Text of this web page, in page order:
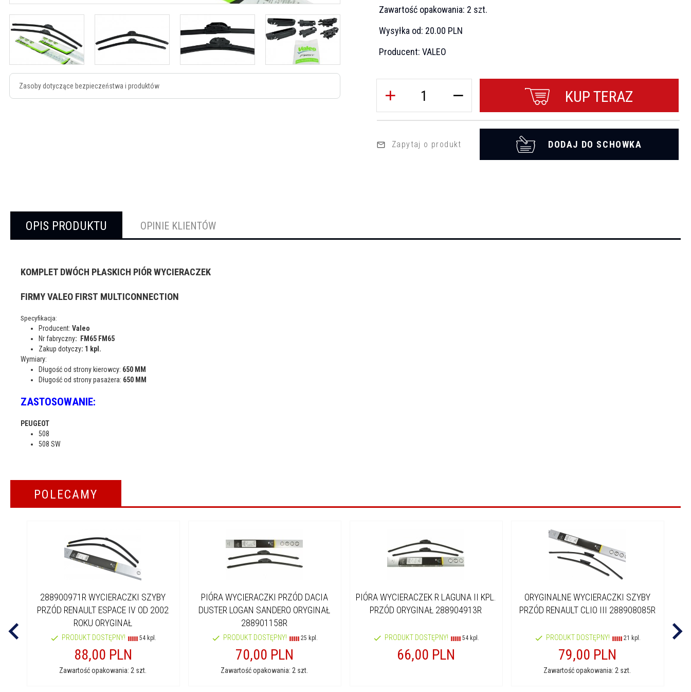
Zasoby dotyczące bezpieczeństwa i produktów
Zawartość opakowania: 2 szt.
Wysyłka od: 20.00 PLN
Producent: VALEO
KUP TERAZ
Zapytaj o produkt DODAJ DO SCHOWKA
OPIS PRODUKTU OPINIE KLIENTÓW
KOMPLET DWÓCH PŁASKICH PIÓR WYCIERACZEK
FIRMY VALEO FIRST MULTICONNECTION
Specyfikacja:
Producent: Valeo
Nr fabryczny: FM65 FM65
Zakup dotyczy: 1 kpl.
Wymiary:
Długość od strony kierowcy: 650 MM
Długość od strony pasażera: 650 MM
ZASTOSOWANIE:
PEUGEOT
508
508 SW
POLECAMY
288900971R WYCIERACZKI SZYBY
PRZÓD RENAULT ESPACE IV OD 2002
ROKU ORYGINAŁ
PRODUKT DOSTĘPNY! 54 kpl.
88,00 PLN
Zawartość opakowania: 2 szt.
PIÓRA WYCIERACZKI PRZÓD DACIA
DUSTER LOGAN SANDERO ORYGINAŁ
288901158R
PRODUKT DOSTĘPNY! 25 kpl.
70,00 PLN
Zawartość opakowania: 2 szt.
PIÓRA WYCIERACZEK R LAGUNA II KPL.
PRZÓD ORYGINAŁ 288904913R
PRODUKT DOSTĘPNY! 54 kpl.
66,00 PLN
ORYGINALNE WYCIERACZKI SZYBY
PRZÓD RENAULT CLIO III 288908085R
PRODUKT DOSTĘPNY! 21 kpl.
79,00 PLN
Zawartość opakowania: 2 szt.